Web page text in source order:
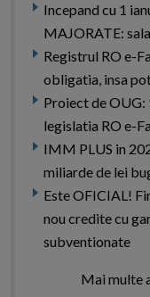
Incepand cu 1
MAJORATE:
Registrul RO e-
obligatia, insa
Proiect de
legislatia RO e-
IMM PLUS in
miliarde de lei
Este OFICIAL!
nou credite cu
subventionate
Mai multe